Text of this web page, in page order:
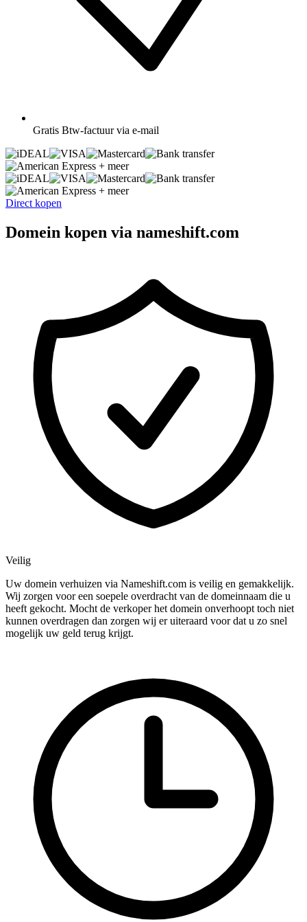
Gratis Btw-factuur via e-mail
+ meer
+ meer
Direct kopen
Domein kopen via nameshift.com
Veilig
Uw domein verhuizen via Nameshift.com is veilig en gemakkelijk.
Wij zorgen voor een soepele overdracht van de domeinnaam die u
heeft gekocht. Mocht de verkoper het domein onverhoopt toch niet
kunnen overdragen dan zorgen wij er uiteraard voor dat u zo snel
mogelijk uw geld terug krijgt.